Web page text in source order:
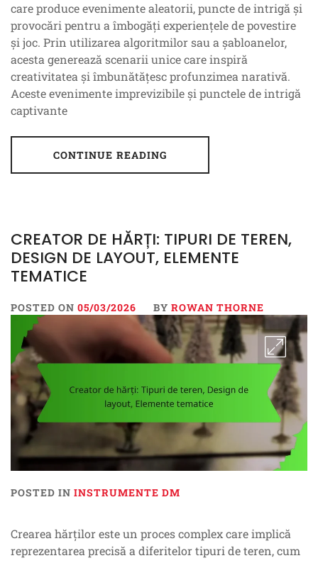
care produce evenimente aleatorii, puncte de intrigă și
provocări pentru a îmbogăți experiențele de povestire
și joc. Prin utilizarea algoritmilor sau a șabloanelor,
acesta generează scenarii unice care inspiră
creativitatea și îmbunătățesc profunzimea narativă.
Aceste evenimente imprevizibile și punctele de intrigă
captivante
CONTINUE READING
CREATOR DE HĂRȚI: TIPURI DE TEREN,
DESIGN DE LAYOUT, ELEMENTE
TEMATICE
POSTED ON 05/03/2026 BY ROWAN THORNE
POSTED IN INSTRUMENTE DM
Crearea hărților este un proces complex care implică
reprezentarea precisă a diferitelor tipuri de teren, cum